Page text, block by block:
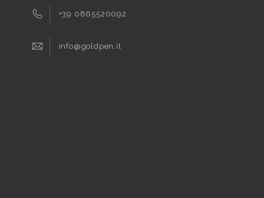
+39 0865520092
info@goldpen.it